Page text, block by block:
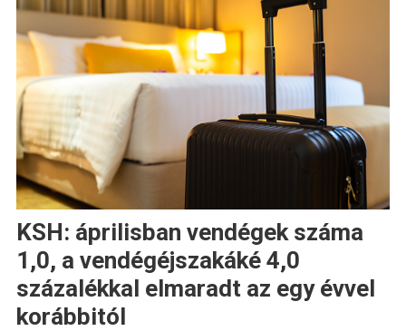
KSH: áprilisban vendégek száma
1,0, a vendégéjszakáké 4,0
százalékkal elmaradt az egy évvel
korábbitól